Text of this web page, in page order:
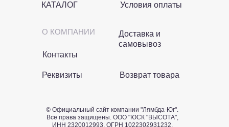
Реквизиты
Условия оплаты
О КОМПАНИИ
© Официальный сайт компании "Лямбда-Юг".
Все права защищены. OOO "ЮСК "ВЫСОТА",
ИНН 2320012993, ОГРН 1022302931232.
Доставка и
самовывоз
Возврат товара
Контакты
КАТАЛОГ